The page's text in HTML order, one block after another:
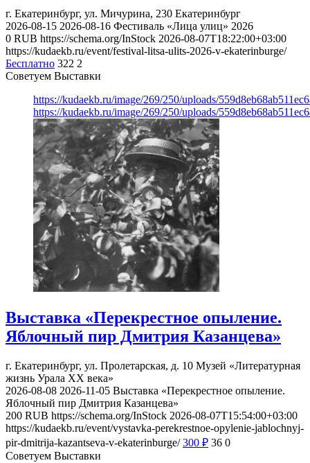
г. Екатеринбург, ул. Мичурина, 230 Екатеринбург
2026-08-15 2026-08-16 Фестиваль «Лица улиц» 2026
0 RUB https://schema.org/InStock 2026-08-07T18:22:00+03:00
https://kudaekb.ru/event/festival-litsa-ulits-2026-v-ekaterinburge/
Бесплатно 322 2
Советуем Выставки
https://kudaekb.ru/image/269/250/uploads/
https://kudaekb.ru/image/269/250/uploads/
Выставка «Перекрестное опыление.
Яблочный пир Дмитрия Казанцева»
г. Екатеринбург, ул. Пролетарская, д. 10 Музей «Литературная
жизнь Урала ХХ века»
2026-08-08 2026-11-05 Выставка «Перекрестное опыление.
Яблочный пир Дмитрия Казанцева»
200 RUB https://schema.org/InStock 2026-08-07T15:54:00+03:00
https://kudaekb.ru/event/vystavka-perekrestnoe-opylenie-jablochnyj-
pir-dmitrija-kazantseva-v-ekaterinburge/ 300 ₽ 36 0
Советуем Выставки